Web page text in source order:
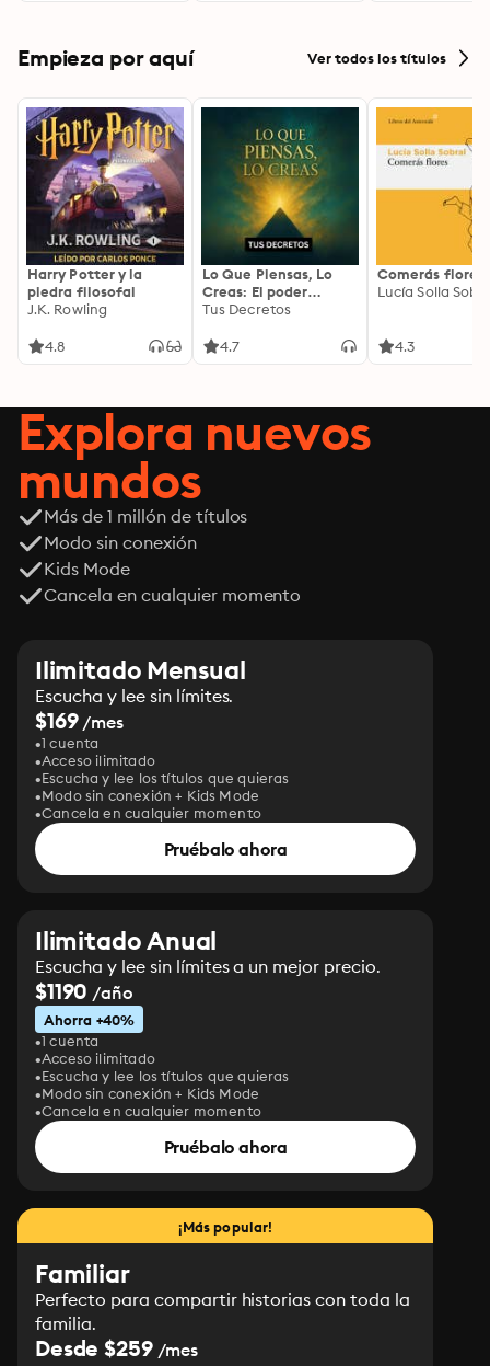
Empieza por aquí Ver todos los títulos
Harry Potter y la
piedra filosofal
J.K. Rowling
4.8
Lo Que Piensas, Lo
Creas: El poder
invisible de tus
tu energía para
Tus Decretos
4.7
Comerás flores
Lucía Solla
4.3
Explora nuevos
mundos
Más de 1 millón de títulos
Modo sin conexión
Kids Mode
Cancela en cualquier momento
Ilimitado Mensual
Escucha y lee sin límites.
$169/mes
1 cuenta
Acceso ilimitado
Escucha y lee los títulos que quieras
Modo sin conexión + Kids Mode
Cancela en cualquier momento
Pruébalo ahora
Ilimitado Anual
Escucha y lee sin límites a un mejor precio.
$1190 /año
Ahorra +40%
1 cuenta
Acceso ilimitado
Escucha y lee los títulos que quieras
Modo sin conexión + Kids Mode
Cancela en cualquier momento
Pruébalo ahora
¡Más popular!
Familiar
Perfecto para compartir historias con toda la
familia.
Desde $259/mes